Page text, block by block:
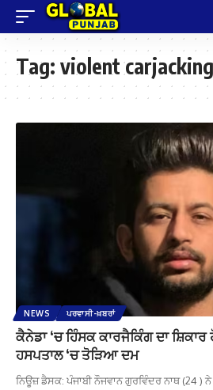
Tag: violent
NEWS ਪਰਵਾਸੀ-ਖ਼ਬਰਾਂ
ਕੈਨੇਡਾ ‘ਚ ਹਿੰਸਕ ਕਾਰਜੈਕਿੰਗ ਦਾ
ਹਸਪਤਾਲ ‘ਚ ਤੋੜਿਆ ਦਮ
ਨਿਊਜ਼ ਡੈਸਕ: ਪੰਜਾਬੀ ਨੌਜਵਾਨ ਗੁਰਵਿੰਦਰ ਨਾਥ (24 )